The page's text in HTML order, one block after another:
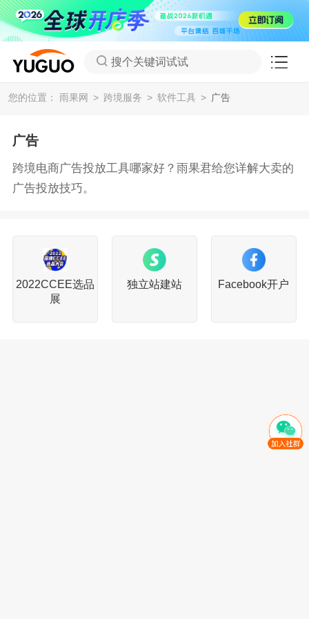
搜个关键词试试
您的位置： 雨果网 跨境服务 软件工具 广告
广告
跨境电商广告投放工具哪家好？雨果君给您详解大卖的
广告投放技巧。
2022CCEE选品
展
独立站建站 Facebook开户